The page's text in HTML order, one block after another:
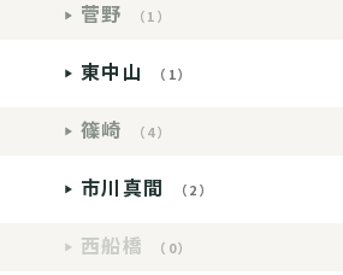
菅野 （1）
東中山 （1）
篠崎 （4）
市川真間 （2）
西船橋 （0）